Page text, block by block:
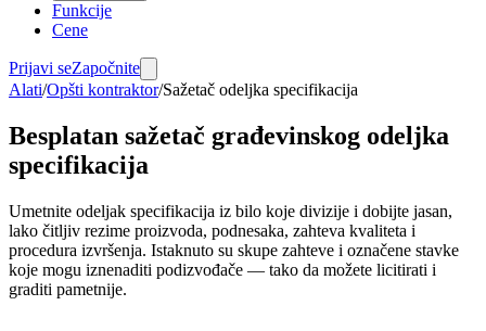
Funkcije
Cene
Prijavi seZapočnite
Alati/Opšti kontraktor/Sažetač odeljka specifikacija
Besplatan sažetač građevinskog odeljka
specifikacija
Umetnite odeljak specifikacija iz bilo koje divizije i dobijte jasan,
lako čitljiv rezime proizvoda, podnesaka, zahteva kvaliteta i
procedura izvršenja. Istaknuto su skupe zahteve i označene stavke
koje mogu iznenaditi podizvođače — tako da možete licitirati i
graditi pametnije.